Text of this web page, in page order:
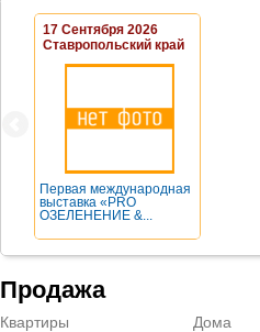
17 Сентября 2026
Ставропольский край
Первая международная
выставка «PRO
ОЗЕЛЕНЕНИЕ &...
Продажа
Квартиры
Дома